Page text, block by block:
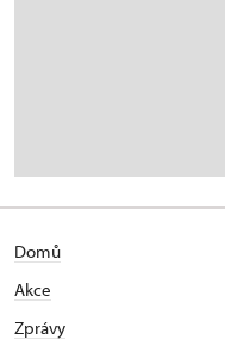
Domů
Akce
Zprávy